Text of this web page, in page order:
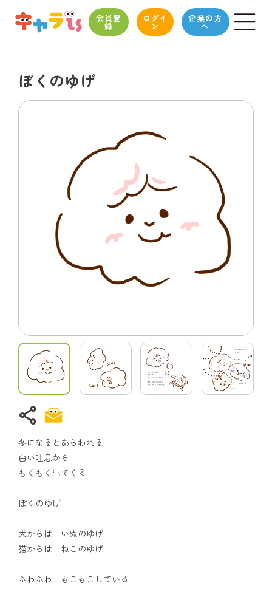
会員登
録
ログイ
ン
企業の方
へ
ぼくのゆげ
share
冬になるとあらわれる
白い吐息から
もくもく出てくる
ぼくのゆげ
犬からは いぬのゆげ
猫からは ねこのゆげ
ふわふわ もこもこしている